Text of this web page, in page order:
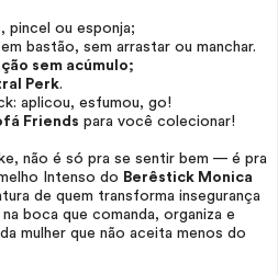
pincel ou esponja;
bastão, sem arrastar ou manchar.
sem acúmulo;
Perk.
aplicou, esfumou, go!
Friends para você colecionar!
, não é só pra se sentir bem — é pra
Intenso do Berêstick Monica
de quem transforma insegurança
boca que comanda, organiza e
mulher que não aceita menos do